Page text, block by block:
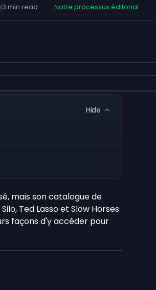
3 min read Notre processus éditorial
Hide
mais son catalogue de
Ted Lasso et Slow Horses
façons d'y accéder pour